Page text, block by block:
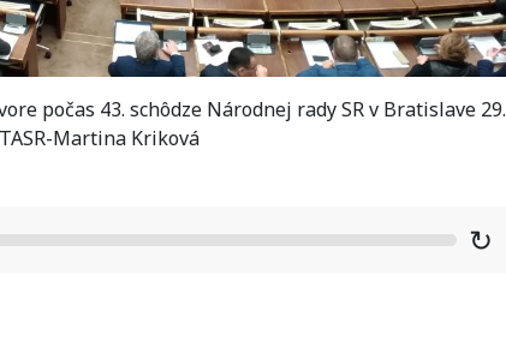
počas 43. schôdze Národnej rady SR v Bratislave 29.
Martina Kriková
↻